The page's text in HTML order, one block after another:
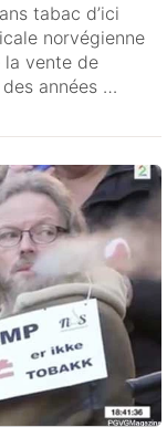
tabac d’ici
norvégienne
la vente de
années …